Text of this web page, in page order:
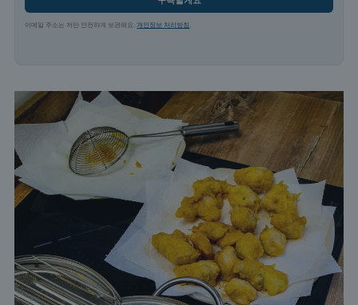
이메일 주소는 저만 안전하게 보관해요. 개인정보 처리방침